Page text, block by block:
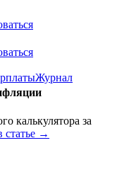
Журнал
калькулятора за
статье →